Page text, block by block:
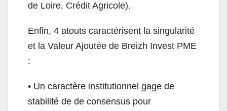
de Loire, Crédit Agricole).
Enfin, 4 atouts caractérisent la singularité
et la Valeur Ajoutée de Breizh Invest PME
:
• Un caractère institutionnel gage de
stabilité de de consensus pour